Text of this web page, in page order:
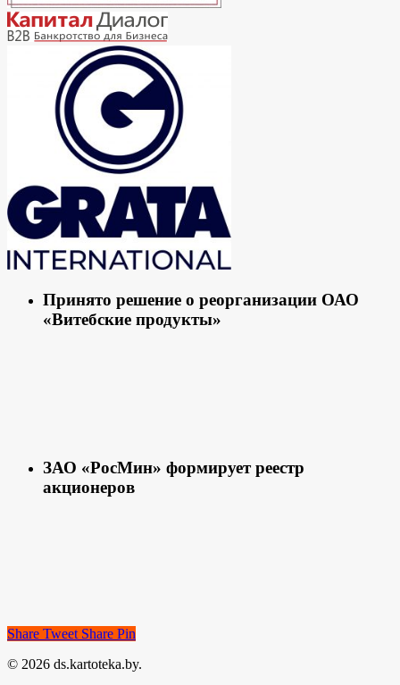
Принято решение о реорганизации ОАО
«Витебские продукты»
ЗАО «РосМин» формирует реестр
акционеров
Share Tweet Share Pin
© 2026 ds.kartoteka.by.